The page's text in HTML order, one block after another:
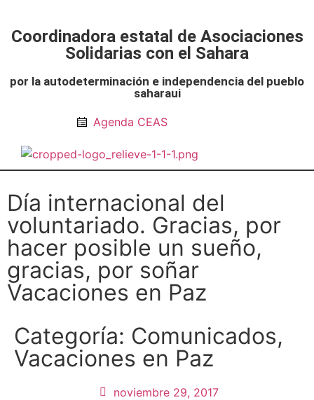
Coordinadora estatal de Asociaciones
Solidarias con el Sahara
por la autodeterminación e independencia del pueblo
saharaui
Agenda CEAS
Día internacional del
voluntariado. Gracias, por
hacer posible un sueño,
gracias, por soñar
Vacaciones en Paz
Categoría: Comunicados,
Vacaciones en Paz
noviembre 29, 2017